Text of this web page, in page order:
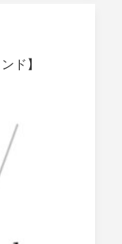
ド】